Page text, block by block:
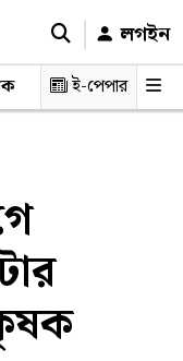
লগইন
রাজনীতি স্বাস্থ্য শিক্ষা
ই-পেপার